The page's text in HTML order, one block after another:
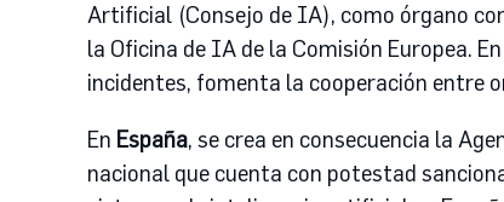
Artificial (Consejo de IA), como órgano
la Oficina de IA de la Comisión Europea.
incidentes, fomenta la cooperación entre
En España, se crea en consecuencia la
nacional que cuenta con potestad